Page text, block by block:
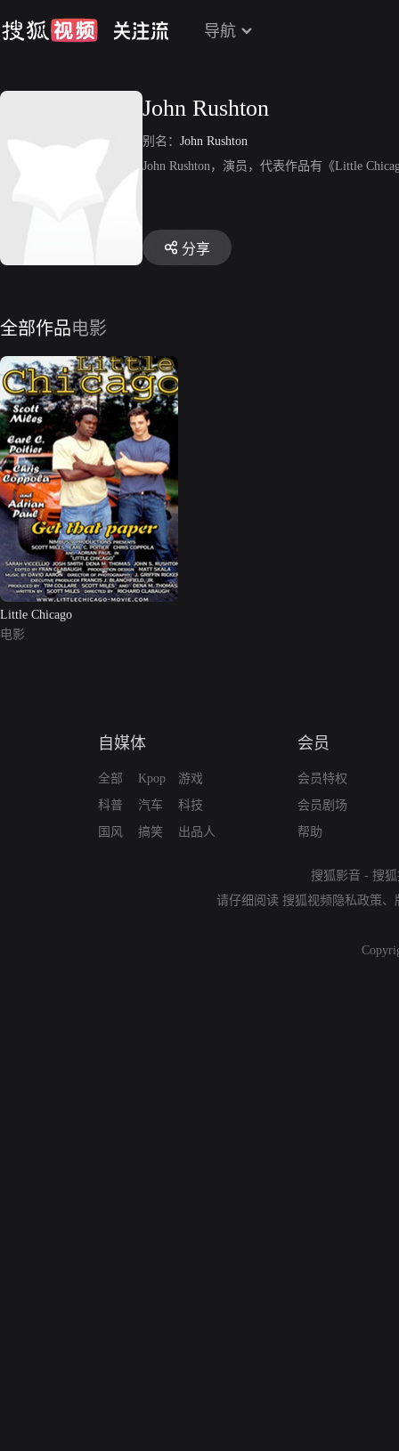
导航
John Rushton
别名： John Rushton
John Rushton，演员，代表作品有《Little
分享
全部作品电影
Little Chicago
电影
自媒体
全部
科普
国风
Kpop
汽车
搞笑
游戏
科技
出品人
会员
会员特权
会员剧场
帮助
搜狐影音 - 搜
请仔细阅读 搜狐视频隐私政策、